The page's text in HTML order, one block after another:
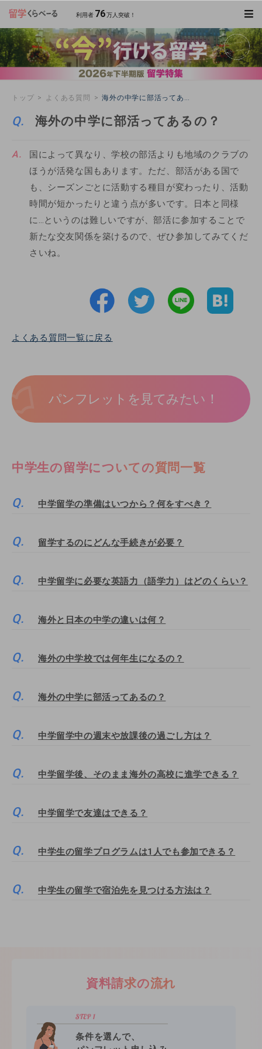
利用者 76万人突破！
トップ よくある質問 海外の中学に部活ってあるの？
海外の中学に部活ってあるの？
国によって異なり、学校の部活よりも地域のクラブの
ほうが活発な国もあります。ただ、部活がある国で
も、シーズンごとに活動する種目が変わったり、活動
時間が短かったりと違う点が多いです。日本と同様
に…というのは難しいですが、部活に参加することで
新たな交友関係を築けるので、ぜひ参加してみてくだ
さいね。
よくある質問一覧に戻る
パンフレットを見てみたい！
中学生の留学についての質問一覧
中学留学の準備はいつから？何をすべき？
留学するのにどんな手続きが必要？
中学留学に必要な英語力（語学力）はどのくらい？
海外と日本の中学の違いは何？
海外の中学校では何年生になるの？
海外の中学に部活ってあるの？
中学留学中の週末や放課後の過ごし方は？
中学留学後、そのまま海外の高校に進学できる？
中学留学で友達はできる？
中学生の留学プログラムは1人でも参加できる？
中学生の留学で宿泊先を見つける方法は？
資料請求の流れ
条件を選んで、